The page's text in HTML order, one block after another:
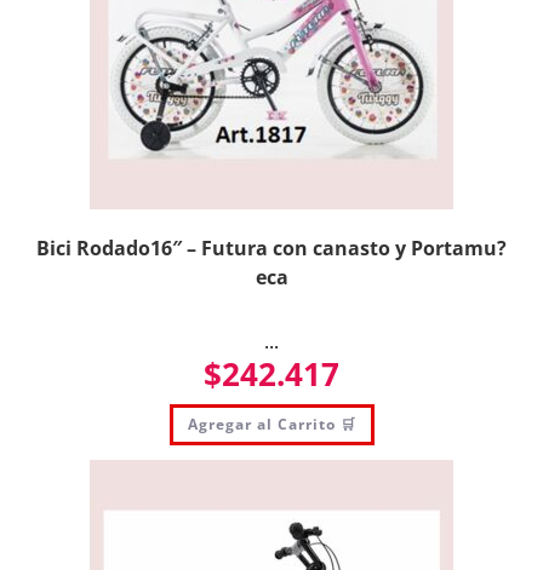
Bici Rodado16″ – Futura con canasto y Portamu?
eca
...
$242.417
Agregar al Carrito 🛒